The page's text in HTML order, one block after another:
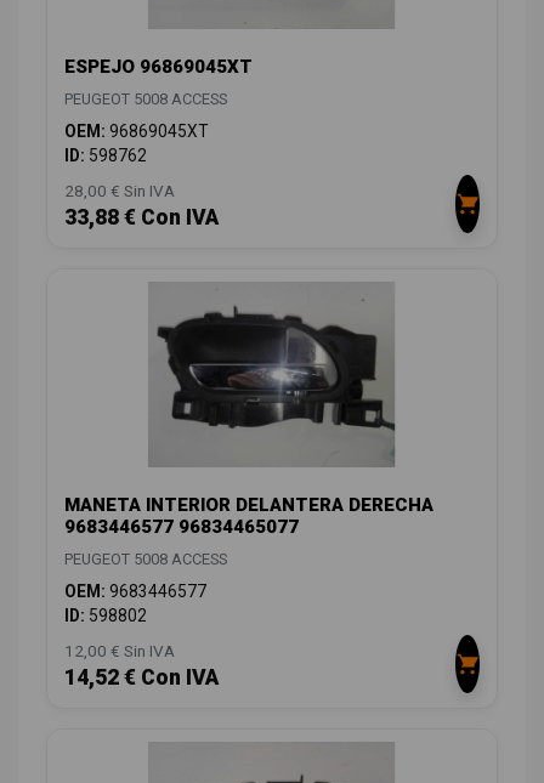
ESPEJO 96869045XT
PEUGEOT 5008 ACCESS
OEM: 96869045XT
ID: 598762
28,00 € Sin IVA
33,88 € Con IVA
MANETA INTERIOR DELANTERA DERECHA
9683446577 96834465077
PEUGEOT 5008 ACCESS
OEM: 9683446577
ID: 598802
12,00 € Sin IVA
14,52 € Con IVA